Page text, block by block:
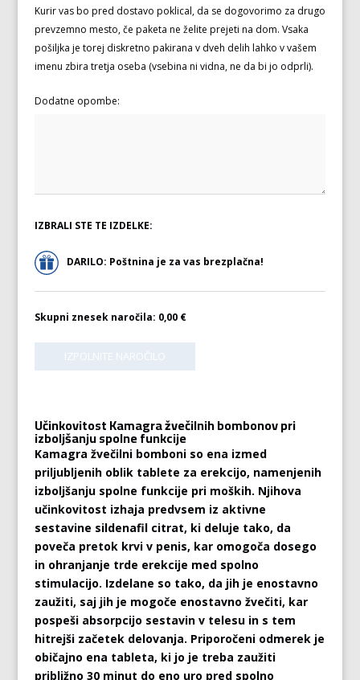
Kurir vas bo pred dostavo poklical, da se dogovorimo za drugo
prevzemno mesto, če paketa ne želite prejeti na dom. Vsaka
pošiljka je torej diskretno pakirana v dveh delih lahko v vašem
imenu zbira tretja oseba (vsebina ni vidna, ne da bi jo odprli).
Dodatne opombe:
IZBRALI STE TE IZDELKE:
DARILO: Poštnina je za vas brezplačna!
Skupni znesek naročila: 0,00 €
Učinkovitost Kamagra žvečilnih bombonov pri
izboljšanju spolne funkcije
Kamagra žvečilni bomboni so ena izmed
priljubljenih oblik tablete za erekcijo, namenjenih
izboljšanju spolne funkcije pri moških. Njihova
učinkovitost izhaja predvsem iz aktivne
sestavine sildenafil citrat, ki deluje tako, da
poveča pretok krvi v penis, kar omogoča dosego
in ohranjanje trde erekcije med spolno
stimulacijo. Izdelane so tako, da jih je enostavno
zaužiti, saj jih je mogoče enostavno žvečiti, kar
pospeši absorpcijo sestavin v telesu in s tem
hitrejši začetek delovanja. Priporočeni odmerek je
običajno ena tableta, ki jo je treba zaužiti
približno 30 minut do eno uro pred spolno